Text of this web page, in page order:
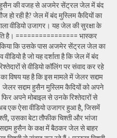
हुसैन की वजह से अजमेर सेंट्रल जेल में बंद
हो रही है? जेल में बंद मुस्लिम कैदियों का
वीडियो उजागर। यह जेल की सुरक्षा के
है। ================ भास्कर
किया कि उसके पास अजमेर सेंट्रल जेल का
है जो यह दर्शाता है कि जेल में बंद
से वीडियो कॉलिंग पर संवाद कर रहे
विषय यह है कि इस मामले में जेलर सद्दाम
सद्दाम हुसैन मुस्लिम कैदियों को अपने
अपने मोबाइल से उनके रिश्तेदारों से
एक ऐसा वीडियो उजागर हुआ है, जिसमें
उसका बेटा तौफीक चिश्ती और भांजा
हुसैन के कक्ष में बैठकर जेल से बाहर